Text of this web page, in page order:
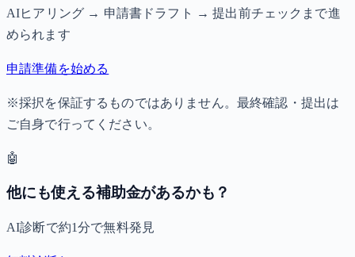
AIヒアリング → 申請書ドラフト → 提出前チェックまで進
められます
申請準備を始める
※採択を保証するものではありません。最終確認・提出は
ご自身で行ってください。
🤖
他にも使える補助金があるかも？
AI診断で約1分で無料発見